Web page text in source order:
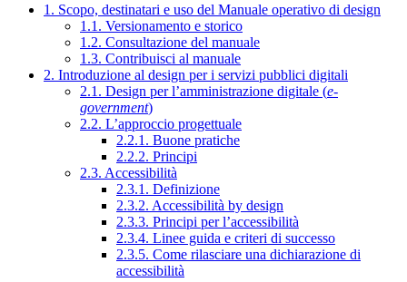
1. Scopo, destinatari e uso del Manuale operativo di design
1.1. Versionamento e storico
1.2. Consultazione del manuale
1.3. Contribuisci al manuale
2. Introduzione al design per i servizi pubblici digitali
2.1. Design per l’amministrazione digitale (e-
government)
2.2. L’approccio progettuale
2.2.1. Buone pratiche
2.2.2. Principi
2.3. Accessibilità
2.3.1. Definizione
2.3.2. Accessibilità by design
2.3.3. Principi per l’accessibilità
2.3.4. Linee guida e criteri di successo
2.3.5. Come rilasciare una dichiarazione di
accessibilità